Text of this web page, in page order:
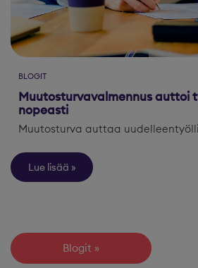
BLOGIT
Muutosturvavalmennus auttoi
nopeasti
Muutosturva auttaa
Lue lisää
Blogit